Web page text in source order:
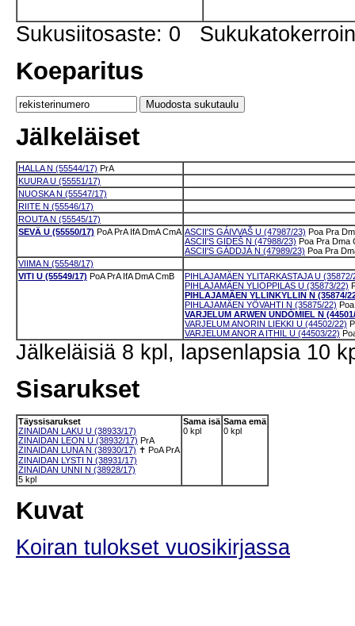
Sukusiitosaste: 0
Koeparitus
Jälkeläiset
HALLA N (55544/17) PrA
KUURA U (55551/17)
NUOSKA N (55547/17)
RIITE N (55546/17)
ROUTA N (55545/17)
SEVÄ U (55550/17) PoA PrA IfA DmA CmA ASCII'S GÁIVVAŠ U (47987/23) Poa Pra
ASCII'S GIDEŠ N (47988/23) Poa Pra Dma
ASCII'S GÁDDJÁ N (47989/23) Poa Pra
VIIMA N (55548/17)
VITI U (55549/17) PoA PrA IfA DmA CmB
PIHLAJAMÄEN YLITARKASTAJA U (35872/
PIHLAJAMÄEN YLIOPPILAS U (35873/22)
PIHLAJAMÄEN YLLINKYLLIN N (35874/
PIHLAJAMÄEN YÖVAHTI N (35875/22) Poa
VARJELUM ARWEN UNDÓMIEL N
VARJELUM ANORIN LIEKKI U (44502/22)
VARJELUM ANOR A ITHIL U (44503/22)
Jälkeläisiä 8 kpl, lapsenlapsia 10
Sisarukset
Täyssisarukset
ZINAIDAN LAKU U (38933/17)
ZINAIDAN LEON U (38932/17) PrA
ZINAIDAN LUNA N (38930/17) ✝ PoA PrA
ZINAIDAN LYSTI N (38931/17)
ZINAIDAN UNNI N (38928/17)
5 kpl
Sama isä
0 kpl
Sama emä
0 kpl
Kuvat
Koiran tulokset vuosikirjassa